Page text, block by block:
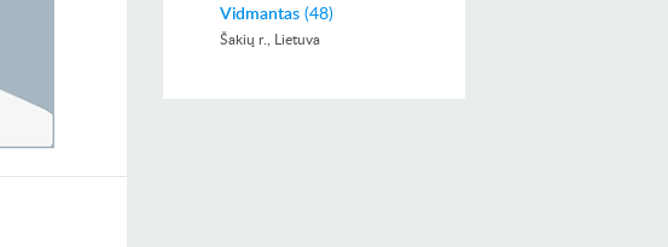
Vidmantas (48)
Šakių r., Lietuva